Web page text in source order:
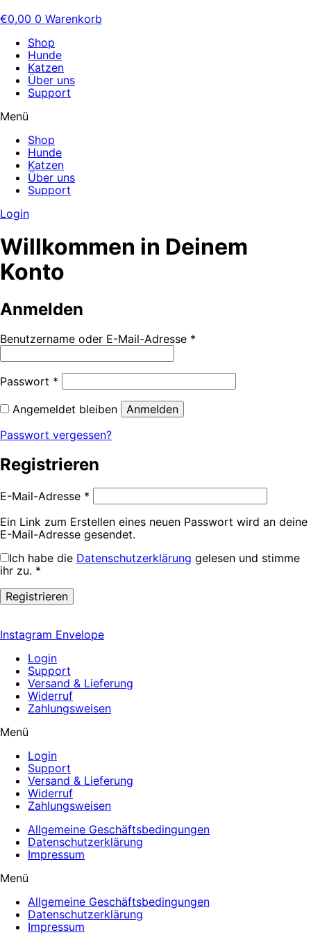
€0,00 0 Warenkorb
Shop
Hunde
Katzen
Über uns
Support
Menü
Shop
Hunde
Katzen
Über uns
Support
Login
Willkommen in Deinem
Konto
Anmelden
Benutzername oder E-Mail-Adresse *
Passwort *
Angemeldet bleiben
Anmelden
Passwort vergessen?
Registrieren
E-Mail-Adresse *
Ein Link zum Erstellen eines neuen Passwort wird an deine
E-Mail-Adresse gesendet.
Ich habe die Datenschutzerklärung gelesen und stimme
ihr zu. *
Registrieren
Instagram Envelope
Login
Support
Versand & Lieferung
Widerruf
Zahlungsweisen
Menü
Login
Support
Versand & Lieferung
Widerruf
Zahlungsweisen
Allgemeine Geschäftsbedingungen
Datenschutzerklärung
Impressum
Menü
Allgemeine Geschäftsbedingungen
Datenschutzerklärung
Impressum